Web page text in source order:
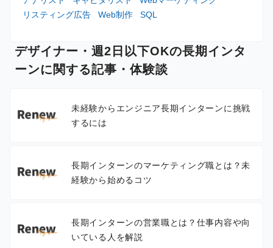
リスティング広告
Web制作 SQL
デザイナー・週2日以下OKの長期インタ
ーンに関する記事・体験談
未経験からエンジニア長期インターンに挑戦
するには
長期インターンのマーケティング職とは？未
経験から始めるコツ
長期インターンの営業職とは？仕事内容や向
いている人を解説